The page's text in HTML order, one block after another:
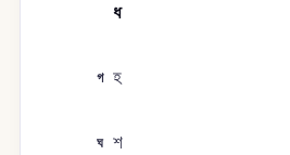
ধ
গ হ
ঘ শ